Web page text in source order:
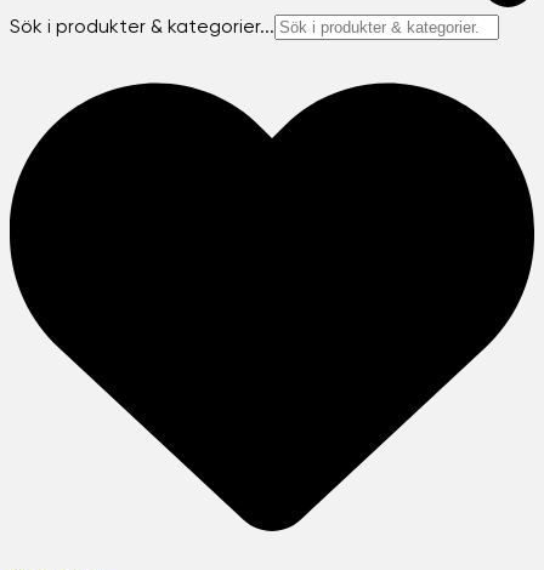
Sök i produkter & kategorier...